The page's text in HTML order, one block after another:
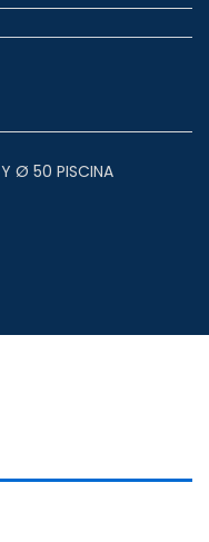
Ø 50 PISCINA